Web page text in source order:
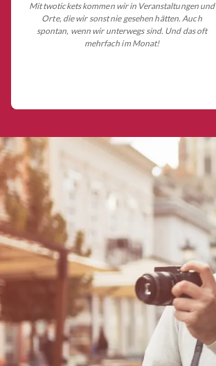
Mit twotickets kommen wir in Veranstaltungen und
Orte, die wir sonst nie gesehen hätten. Auch
spontan, wenn wir unterwegs sind. Und das oft
mehrfach im Monat!